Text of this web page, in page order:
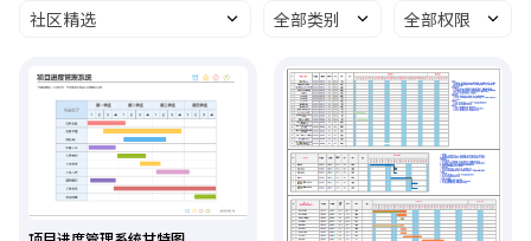
社区精选 全部类别 全部权限